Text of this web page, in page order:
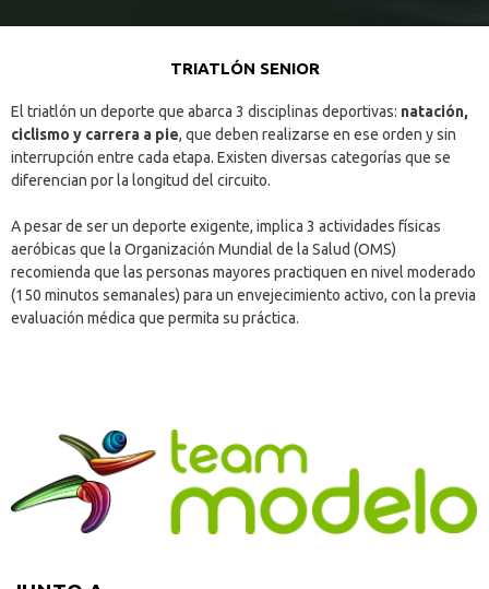
TRIATLÓN SENIOR
El triatlón un deporte que abarca 3 disciplinas deportivas: natación,
ciclismo y carrera a pie, que deben realizarse en ese orden y sin
interrupción entre cada etapa. Existen diversas categorías que se
diferencian por la longitud del circuito.
A pesar de ser un deporte exigente, implica 3 actividades físicas
aeróbicas que la Organización Mundial de la Salud (OMS)
recomienda que las personas mayores practiquen en nivel moderado
(150 minutos semanales) para un envejecimiento activo, con la previa
evaluación médica que permita su práctica.